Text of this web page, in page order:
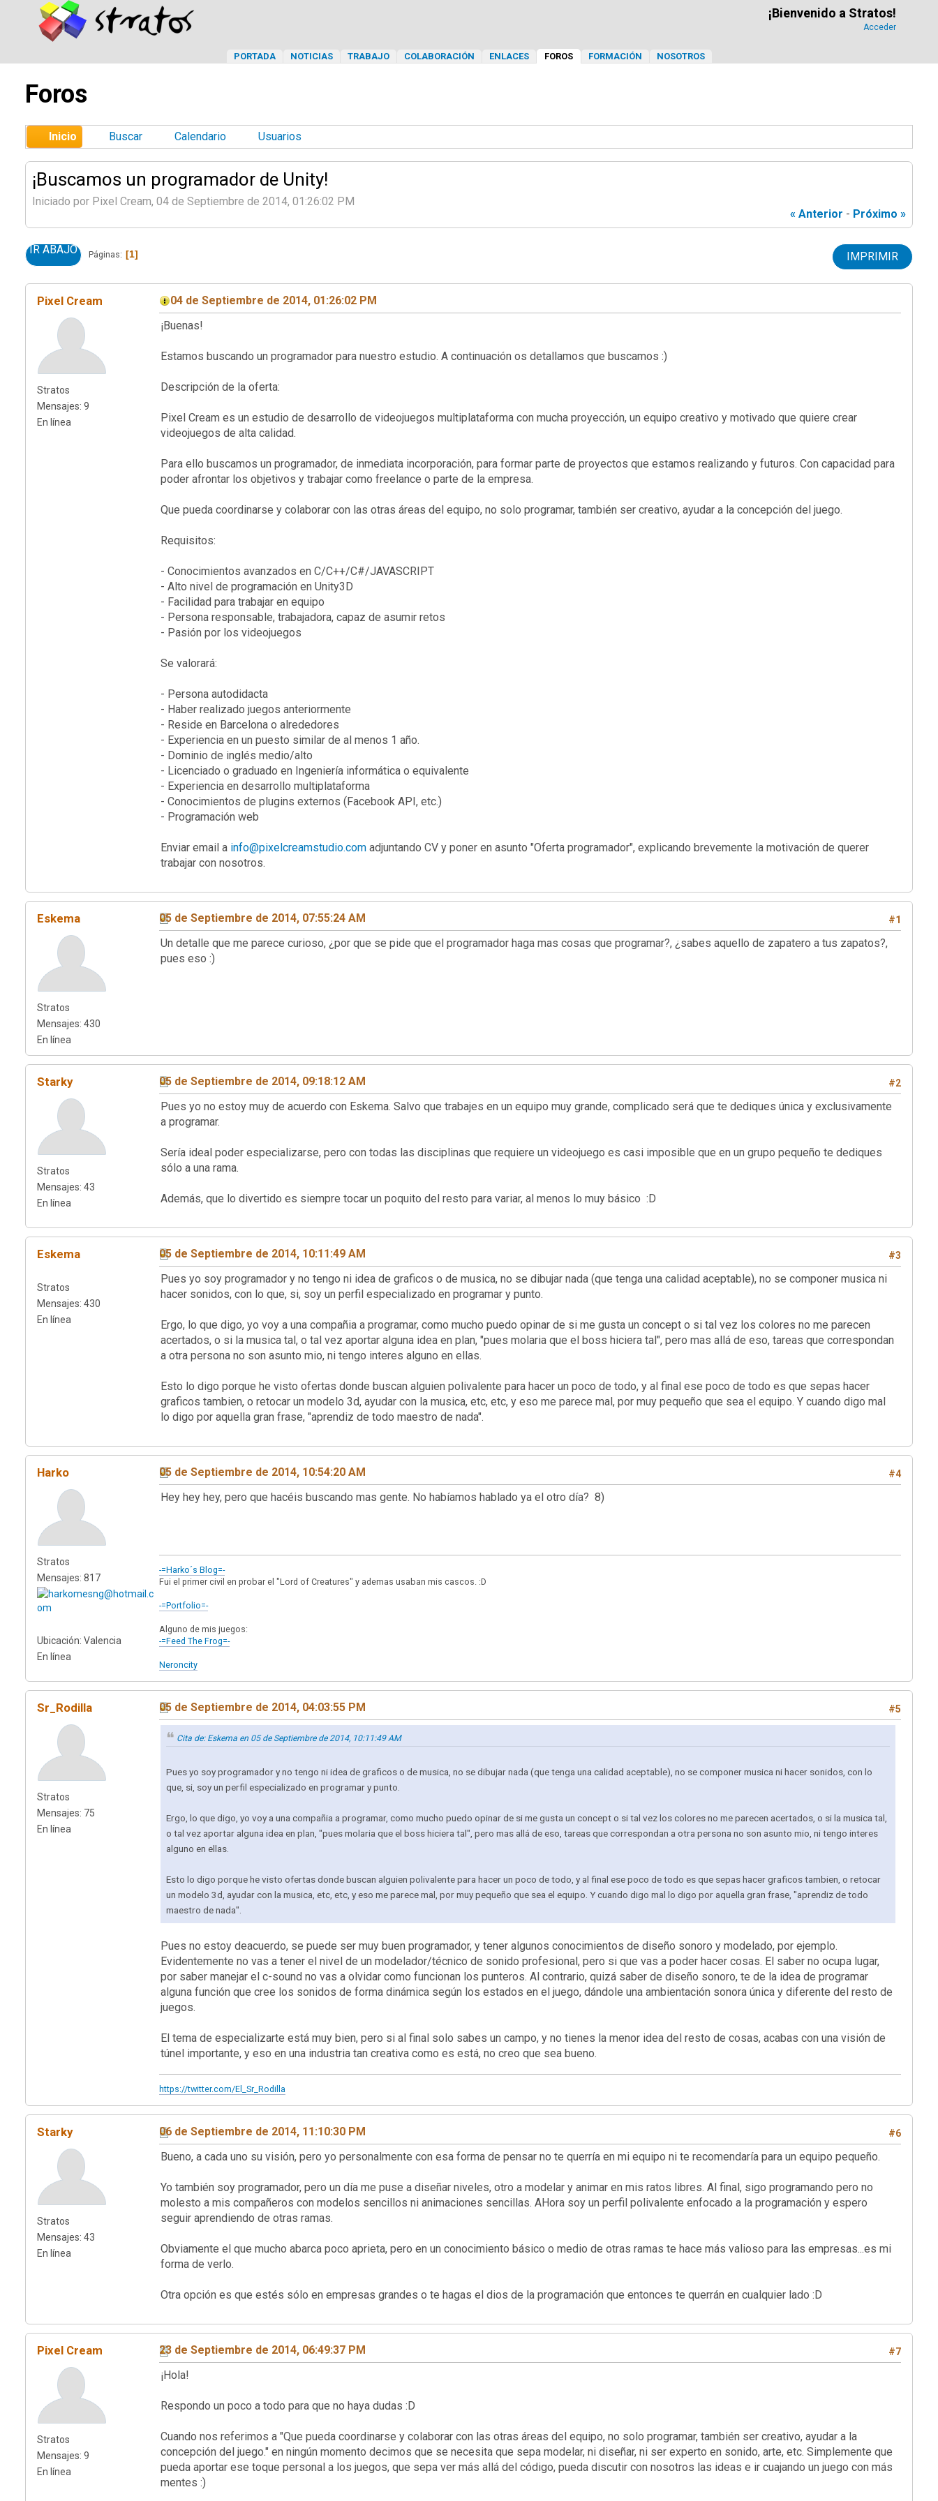
¡Bienvenido a Stratos!
Acceder
PORTADA NOTICIAS TRABAJO COLABORACIÓN ENLACES FOROS FORMACIÓN NOSOTROS
Foros
Inicio Buscar Calendario Usuarios
¡Buscamos un programador de Unity!
Iniciado por Pixel Cream, 04 de Septiembre de 2014, 01:26:02 PM
« Anterior - Próximo »
IMPRIMIR
IR ABAJO Páginas 1
Pixel Cream
Stratos
Mensajes: 9
En línea
04 de Septiembre de 2014, 01:26:02 PM
¡Buenas!
Estamos buscando un programador para nuestro estudio. A continuación os detallamos que buscamos :)
Descripción de la oferta:
Pixel Cream es un estudio de desarrollo de videojuegos multiplataforma con mucha proyección, un equipo creativo y motivado que quiere crear
videojuegos de alta calidad.
Para ello buscamos un programador, de inmediata incorporación, para formar parte de proyectos que estamos realizando y futuros. Con capacidad para
poder afrontar los objetivos y trabajar como freelance o parte de la empresa.
Que pueda coordinarse y colaborar con las otras áreas del equipo, no solo programar, también ser creativo, ayudar a la concepción del juego.
Requisitos:
- Conocimientos avanzados en C/C++/C#/JAVASCRIPT
- Alto nivel de programación en Unity3D
- Facilidad para trabajar en equipo
- Persona responsable, trabajadora, capaz de asumir retos
- Pasión por los videojuegos
Se valorará:
- Persona autodidacta
- Haber realizado juegos anteriormente
- Reside en Barcelona o alrededores
- Experiencia en un puesto similar de al menos 1 año.
- Dominio de inglés medio/alto
- Licenciado o graduado en Ingeniería informática o equivalente
- Experiencia en desarrollo multiplataforma
- Conocimientos de plugins externos (Facebook API, etc.)
- Programación web
Enviar email a info@pixelcreamstudio.com adjuntando CV y poner en asunto "Oferta programador", explicando brevemente la motivación de querer
trabajar con nosotros.
Eskema
Stratos
Mensajes: 430
En línea
#1
05 de Septiembre de 2014, 07:55:24 AM
Un detalle que me parece curioso, ¿por que se pide que el programador haga mas cosas que programar?, ¿sabes aquello de zapatero a tus zapatos?,
pues eso :)
Starky
Stratos
Mensajes: 43
En línea
#2
05 de Septiembre de 2014, 09:18:12 AM
Pues yo no estoy muy de acuerdo con Eskema. Salvo que trabajes en un equipo muy grande, complicado será que te dediques única y exclusivamente
a programar.
Sería ideal poder especializarse, pero con todas las disciplinas que requiere un videojuego es casi imposible que en un grupo pequeño te dediques
sólo a una rama.
Además, que lo divertido es siempre tocar un poquito del resto para variar, al menos lo muy básico :D
Eskema
Stratos
Mensajes: 430
En línea
#3
05 de Septiembre de 2014, 10:11:49 AM
Pues yo soy programador y no tengo ni idea de graficos o de musica, no se dibujar nada (que tenga una calidad aceptable), no se componer musica ni
hacer sonidos, con lo que, si, soy un perfil especializado en programar y punto.
Ergo, lo que digo, yo voy a una compañia a programar, como mucho puedo opinar de si me gusta un concept o si tal vez los colores no me parecen
acertados, o si la musica tal, o tal vez aportar alguna idea en plan, "pues molaria que el boss hiciera tal", pero mas allá de eso, tareas que correspondan
a otra persona no son asunto mio, ni tengo interes alguno en ellas.
Esto lo digo porque he visto ofertas donde buscan alguien polivalente para hacer un poco de todo, y al final ese poco de todo es que sepas hacer
graficos tambien, o retocar un modelo 3d, ayudar con la musica, etc, etc, y eso me parece mal, por muy pequeño que sea el equipo. Y cuando digo mal
lo digo por aquella gran frase, "aprendiz de todo maestro de nada".
Harko
Stratos
Mensajes: 817
Ubicación: Valencia
En línea
#4
05 de Septiembre de 2014, 10:54:20 AM
Hey hey hey, pero que hacéis buscando mas gente. No habíamos hablado ya el otro día? 8)
-=Harko´s Blog=-
Fui el primer civil en probar el "Lord of Creatures" y ademas usaban mis cascos. :D
-=Portfolio=-
Alguno de mis juegos:
-=Feed The Frog=-
Neroncity
Sr_Rodilla
Stratos
Mensajes: 75
En línea
#5
05 de Septiembre de 2014, 04:03:55 PM
Cita de: Eskema en 05 de Septiembre de 2014, 10:11:49 AM
Pues yo soy programador y no tengo ni idea de graficos o de musica, no se dibujar nada (que tenga una calidad aceptable), no se componer musica ni hacer sonidos, con lo
que, si, soy un perfil especializado en programar y punto.
Ergo, lo que digo, yo voy a una compañia a programar, como mucho puedo opinar de si me gusta un concept o si tal vez los colores no me parecen acertados, o si la musica tal,
o tal vez aportar alguna idea en plan, "pues molaria que el boss hiciera tal", pero mas allá de eso, tareas que correspondan a otra persona no son asunto mio, ni tengo interes
alguno en ellas.
Esto lo digo porque he visto ofertas donde buscan alguien polivalente para hacer un poco de todo, y al final ese poco de todo es que sepas hacer graficos tambien, o retocar
un modelo 3d, ayudar con la musica, etc, etc, y eso me parece mal, por muy pequeño que sea el equipo. Y cuando digo mal lo digo por aquella gran frase, "aprendiz de todo
maestro de nada".
Pues no estoy deacuerdo, se puede ser muy buen programador, y tener algunos conocimientos de diseño sonoro y modelado, por ejemplo.
Evidentemente no vas a tener el nivel de un modelador/técnico de sonido profesional, pero si que vas a poder hacer cosas. El saber no ocupa lugar,
por saber manejar el c-sound no vas a olvidar como funcionan los punteros. Al contrario, quizá saber de diseño sonoro, te de la idea de programar
alguna función que cree los sonidos de forma dinámica según los estados en el juego, dándole una ambientación sonora única y diferente del resto de
juegos.
El tema de especializarte está muy bien, pero si al final solo sabes un campo, y no tienes la menor idea del resto de cosas, acabas con una visión de
túnel importante, y eso en una industria tan creativa como es está, no creo que sea bueno.
https://twitter.com/El_Sr_Rodilla
Starky
Stratos
Mensajes: 43
En línea
#6
06 de Septiembre de 2014, 11:10:30 PM
Bueno, a cada uno su visión, pero yo personalmente con esa forma de pensar no te querría en mi equipo ni te recomendaría para un equipo pequeño.
Yo también soy programador, pero un día me puse a diseñar niveles, otro a modelar y animar en mis ratos libres. Al final, sigo programando pero no
molesto a mis compañeros con modelos sencillos ni animaciones sencillas. AHora soy un perfil polivalente enfocado a la programación y espero
seguir aprendiendo de otras ramas.
Obviamente el que mucho abarca poco aprieta, pero en un conocimiento básico o medio de otras ramas te hace más valioso para las empresas...es mi
forma de verlo.
Otra opción es que estés sólo en empresas grandes o te hagas el dios de la programación que entonces te querrán en cualquier lado :D
Pixel Cream
Stratos
Mensajes: 9
En línea
#7
23 de Septiembre de 2014, 06:49:37 PM
¡Hola!
Respondo un poco a todo para que no haya dudas :D
Cuando nos referimos a "Que pueda coordinarse y colaborar con las otras áreas del equipo, no solo programar, también ser creativo, ayudar a la
concepción del juego." en ningún momento decimos que se necesita que sepa modelar, ni diseñar, ni ser experto en sonido, arte, etc. Simplemente que
pueda aportar ese toque personal a los juegos, que sepa ver más allá del código, pueda discutir con nosotros las ideas e ir cuajando un juego con más
mentes :)